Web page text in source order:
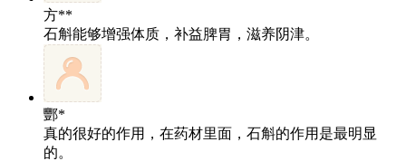
方**
石斛能够增强体质，补益脾胃，滋养阴津。
酆*
真的很好的作用，在药材里面，石斛的作用是最明显
的。